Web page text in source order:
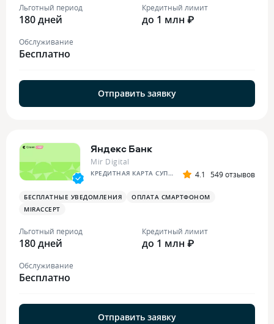
БОНУСЫ ЗА МЕДИЦИНСКИЕ УСЛУГИ
Льготный период
180 дней
Кредитный лимит
до 1 млн ₽
Обслуживание
Бесплатно
Отправить заявку
Яндекс Банк
Mir Digital
КРЕДИТНАЯ КАРТА СУПЕР СПЛИТА 4.1 549 отзывов
БЕСПЛАТНЫЕ УВЕДОМЛЕНИЯ
ОПЛАТА СМАРТФОНОМ
MIRACCEPT
Льготный период
180 дней
Кредитный лимит
до 1 млн ₽
Обслуживание
Бесплатно
Отправить заявку